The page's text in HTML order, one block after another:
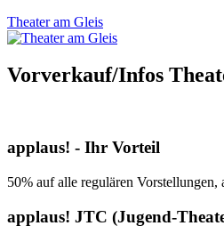
Theater am Gleis
Vorverkauf/Infos
applaus! - Ihr Vorteil
50% auf alle regulären Vorstellungen,
applaus! JTC (Jugend-